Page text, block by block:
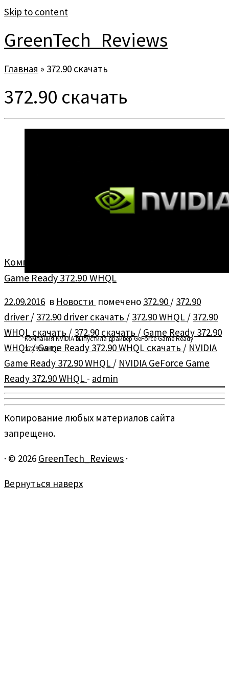
Skip to content
GreenTech_Reviews
Главная » 372.90 скачать
372.90 скачать
Компания NVIDIA выпустила драйвер GeForce Game Ready
372.90 WHQL
Компания NVIDIA выпустила драйвер GeForce
Game Ready 372.90 WHQL
22.09.2016 в Новости помечено 372.90 / 372.90
driver / 372.90 driver скачать / 372.90 WHQL / 372.90
WHQL скачать / 372.90 скачать / Game Ready 372.90
WHQL/Game Ready 372.90 WHQL скачать / NVIDIA
Game Ready 372.90 WHQL / NVIDIA GeForce Game
Ready 372.90 WHQL - admin
Копирование любых материалов сайта
запрещено.
· © 2026 GreenTech_Reviews ·
Вернуться наверх